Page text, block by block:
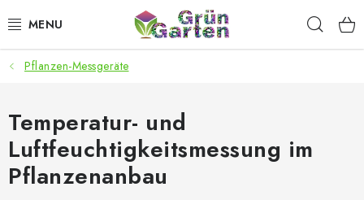
Inhalt
ANGEBOTE
LED PFLANZENLAMPEN
ANBAUBEDARF FÜR DEN HEIMANBAU
Pflanzen-Messgeräte
Temperatur- und
Luftfeuchtigkeitsmessung im
Pflanzenanbau